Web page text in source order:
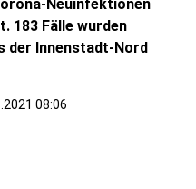
Neuinfektionen
183 Fälle wurden
der Innenstadt-Nord
08:06